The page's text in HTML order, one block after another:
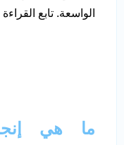
الواسعة. تابع
ما هي